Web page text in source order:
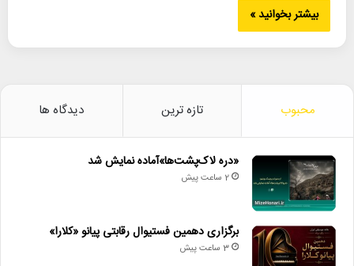
بیشتر بخوانید »
محبوب تازه ترین دیدگاه ها
«دره لاک‌پشت‌ها»آماده نمایش شد
2 ساعت پیش
برگزاری دهمین فستیوال رقابتی پیانو «کلارا»
3 ساعت پیش